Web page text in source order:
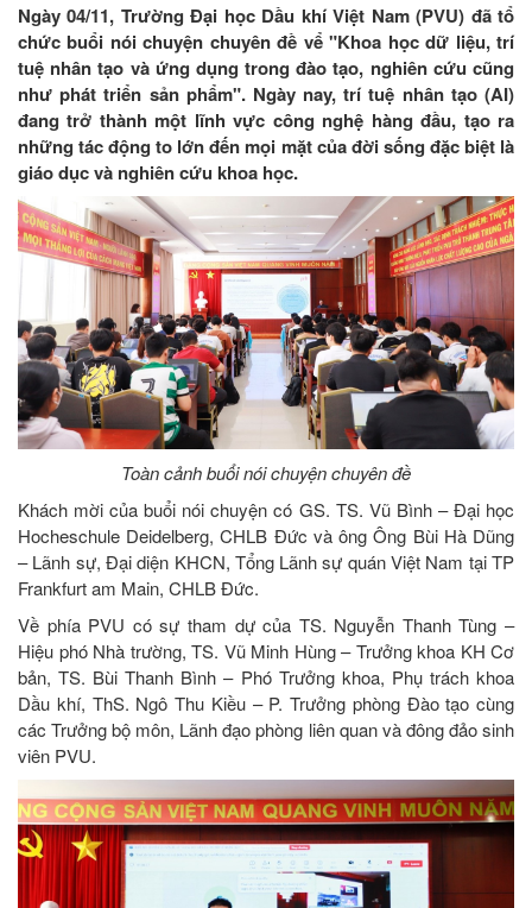
Ngày 04/11, Trường Đại học Dầu khí Việt Nam (PVU) đã tổ
chức buổi nói chuyện chuyên đề vể "Khoa học dữ liệu, trí
tuệ nhân tạo và ứng dụng trong đào tạo, nghiên cứu cũng
như phát triển sản phẩm". Ngày nay, trí tuệ nhân tạo (AI)
đang trở thành một lĩnh vực công nghệ hàng đầu, tạo ra
những tác động to lớn đến mọi mặt của đời sống đặc biệt là
giáo dục và nghiên cứu khoa học.
Toàn cảnh buổi nói chuyện chuyên đề
Khách mời của buổi nói chuyện có GS. TS. Vũ Bình – Đại học
Hocheschule Deidelberg, CHLB Đức và ông Ông Bùi Hà Dũng
– Lãnh sự, Đại diện KHCN, Tổng Lãnh sự quán Việt Nam tại TP
Frankfurt am Main, CHLB Đức.
Về phía PVU có sự tham dự của TS. Nguyễn Thanh Tùng –
Hiệu phó Nhà trường, TS. Vũ Minh Hùng – Trưởng khoa KH Cơ
bản, TS. Bùi Thanh Bình – Phó Trưởng khoa, Phụ trách khoa
Dầu khí, ThS. Ngô Thu Kiều – P. Trưởng phòng Đào tạo cùng
các Trưởng bộ môn, Lãnh đạo phòng liên quan và đông đảo sinh
viên PVU.